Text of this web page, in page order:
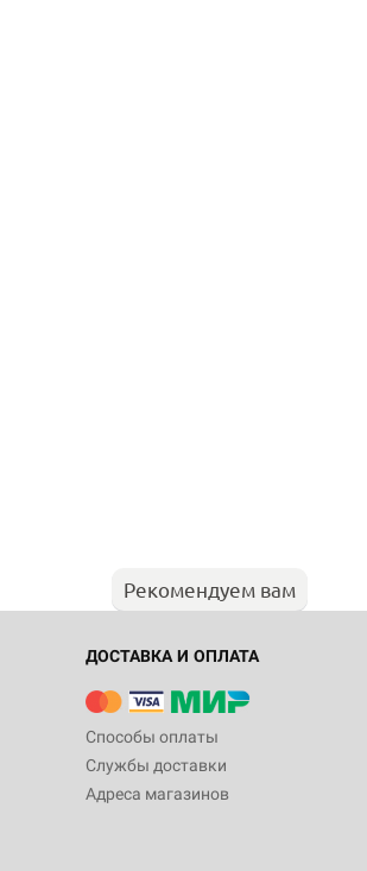
Рекомендуем вам
ДОСТАВКА И ОПЛАТА
Способы оплаты
Службы доставки
Адреса магазинов